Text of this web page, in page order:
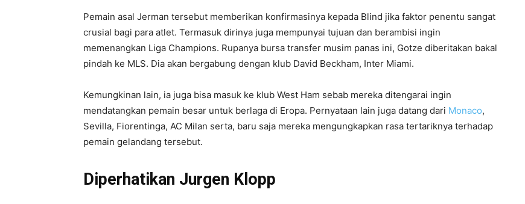
Pemain asal Jerman tersebut memberikan konfirmasinya kepada Blind jika faktor penentu sangat
crusial bagi para atlet. Termasuk dirinya juga mempunyai tujuan dan berambisi ingin
memenangkan Liga Champions. Rupanya bursa transfer musim panas ini, Gotze diberitakan bakal
pindah ke MLS. Dia akan bergabung dengan klub David Beckham, Inter Miami.
Kemungkinan lain, ia juga bisa masuk ke klub West Ham sebab mereka ditengarai ingin
mendatangkan pemain besar untuk berlaga di Eropa. Pernyataan lain juga datang dari Monaco,
Sevilla, Fiorentinga, AC Milan serta, baru saja mereka mengungkapkan rasa tertariknya terhadap
pemain gelandang tersebut.
Diperhatikan Jurgen Klopp